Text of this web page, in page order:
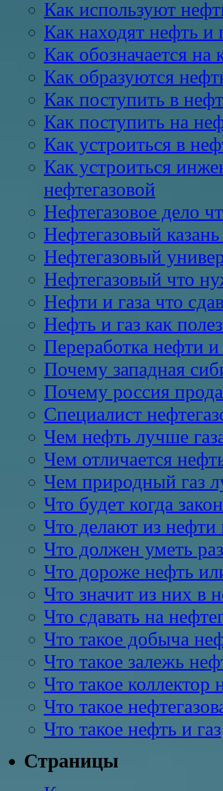
Как используют
Как находят нефть и
Как обозначается на
Как образуются
Как поступить в
Как поступить на
Как устроиться в
Как устроиться
нефтегазовой
Нефтегазовое дело
Нефтегазовый
Нефтегазовый
Нефтегазовый что
Нефти и газа что
Нефть и газ как
Переработка нефти и
Почему западная
Почему россия
Специалист
Чем нефть лучше
Чем отличается
Чем природный газ
Что будет когда
Что делают из нефти
Что должен уметь
Что дороже нефть
Что значит из них в
Что сдавать на
Что такое добыча
Что такое залежь
Что такое коллектор
Что такое
Что такое нефть и газ
Страницы